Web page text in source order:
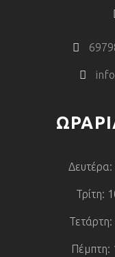
Τρίτη:
Πέμπτη: